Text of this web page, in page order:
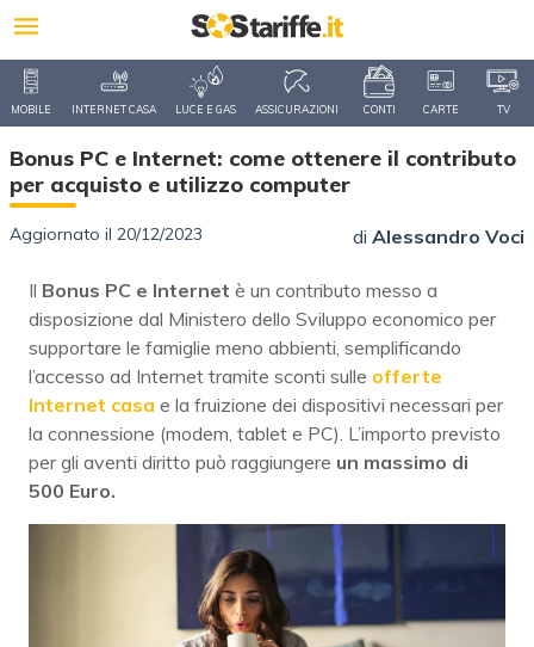
MOBILE INTERNET CASA LUCE E GAS ASSICURAZIONI CONTI CARTE TV
Bonus PC e Internet: come ottenere il contributo
per acquisto e utilizzo computer
Aggiornato il 20/12/2023 di Alessandro Voci
Il Bonus PC e Internet è un contributo messo a
disposizione dal Ministero dello Sviluppo economico per
supportare le famiglie meno abbienti, semplificando
l’accesso ad Internet tramite sconti sulle offerte
Internet casa e la fruizione dei dispositivi necessari per
la connessione (modem, tablet e PC). L’importo previsto
per gli aventi diritto può raggiungere un massimo di
500 Euro.